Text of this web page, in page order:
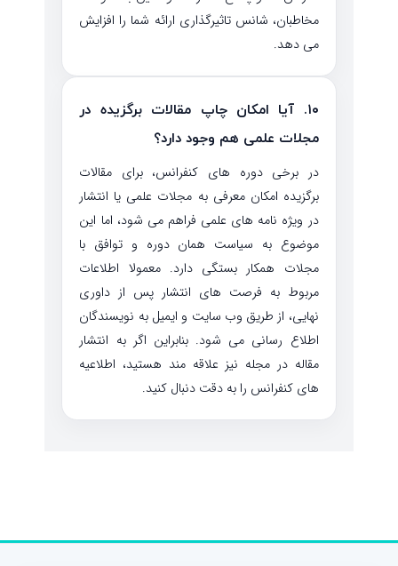
مخاطبان، شانس تاثیرگذاری ارائه شما را افزایش
می دهد.
۱۰. آیا امکان چاپ مقالات برگزیده در
مجلات علمی هم وجود دارد؟
در برخی دوره های کنفرانس، برای مقالات
برگزیده امکان معرفی به مجلات علمی یا انتشار
در ویژه نامه های علمی فراهم می شود، اما این
موضوع به سیاست همان دوره و توافق با
مجلات همکار بستگی دارد. معمولا اطلاعات
مربوط به فرصت های انتشار پس از داوری
نهایی، از طریق وب سایت و ایمیل به نویسندگان
اطلاع رسانی می شود. بنابراین اگر به انتشار
مقاله در مجله نیز علاقه مند هستید، اطلاعیه
های کنفرانس را به دقت دنبال کنید.